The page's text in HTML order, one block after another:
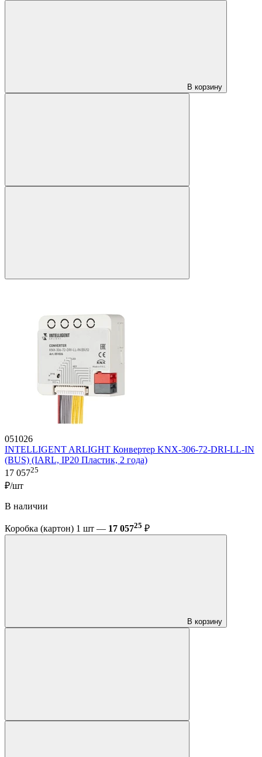
В корзину
051026
INTELLIGENT ARLIGHT Конвертер KNX-306-72-DRI-LL-IN
(BUS) (IARL, IP20 Пластик, 2 года)
17 05725
₽/шт
В наличии
Коробка (картон) 1 шт — 17 05725 ₽
В корзину